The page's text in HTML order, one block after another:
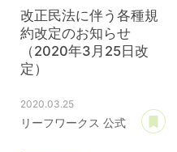
改正民法に伴う各種規
約改定のお知らせ
（2020年3月25日改
定）
2020.03.25
リーフワークス 公式